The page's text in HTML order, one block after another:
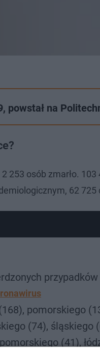
powstał na
253 osób zmarło. 103
62 725
pomorskiego
(74), śląskiego
(41),